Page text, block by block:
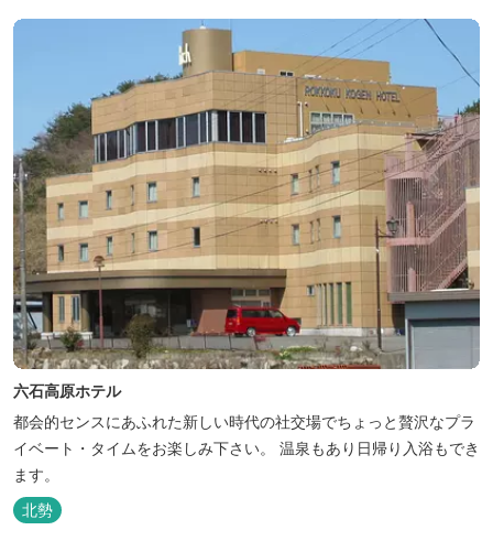
り、星空を眺めたり・・・ 初夏の早朝には「アカショウビン」の美
しい声を聞く事ができた...
六石高原ホテル
都会的センスにあふれた新しい時代の社交場でちょっと贅沢なプラ
イベート・タイムをお楽しみ下さい。 温泉もあり日帰り入浴もでき
ます。
北勢